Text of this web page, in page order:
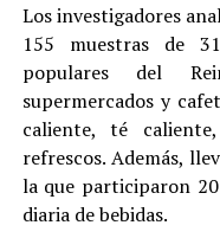
Los investigadores
155 muestras de
populares del
supermercados y
caliente, té
refrescos. Además,
la que participaron
diaria de bebidas.